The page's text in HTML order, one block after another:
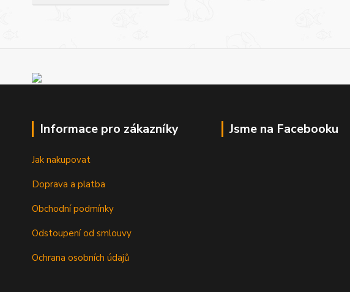
Informace pro zákazníky
Jak nakupovat
Doprava a platba
Obchodní podmínky
Odstoupení od smlouvy
Ochrana osobních údajů
Jsme na Facebooku